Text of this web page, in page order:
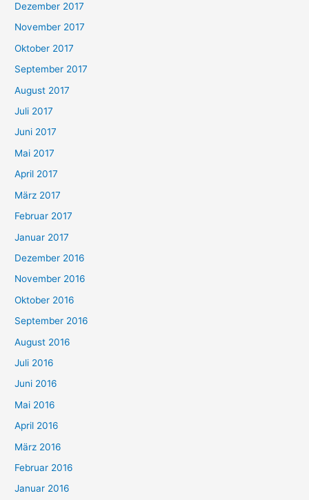
Dezember 2017
November 2017
Oktober 2017
September 2017
August 2017
Juli 2017
Juni 2017
Mai 2017
April 2017
März 2017
Februar 2017
Januar 2017
Dezember 2016
November 2016
Oktober 2016
September 2016
August 2016
Juli 2016
Juni 2016
Mai 2016
April 2016
März 2016
Februar 2016
Januar 2016